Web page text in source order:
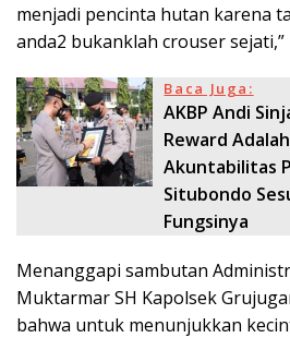
menjadi pencinta hutan karena
anda2 bukanklah crouser
Baca Juga:
AKBP Andi
Reward
Akuntabilitas
Situbondo
Fungsinya
Menanggapi sambutan
Muktarmar SH Kapolsek
bahwa untuk menunjukkan